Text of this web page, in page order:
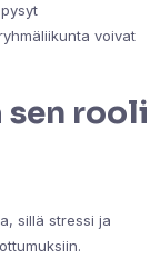
voivat
rooli
sillä stressi ja